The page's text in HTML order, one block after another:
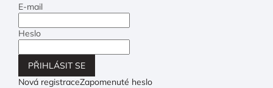
E-mail
Heslo
PŘIHLÁSIT SE
Nová registraceZapomenuté heslo